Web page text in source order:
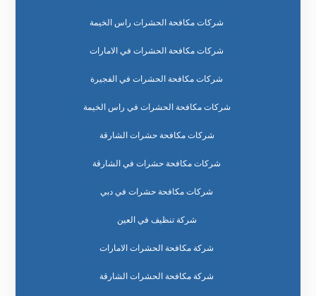
شركات مكافحة الحشرات راس الخيمة
شركات مكافحة الحشرات في الامارات
شركات مكافحة الحشرات في الفجيرة
شركات مكافحة الحشرات في راس الخيمة
شركات مكافحة حشرات الشارقة
شركات مكافحة حشرات في الشارقة
شركات مكافحة حشرات في دبي
شركة تنظيف في العين
شركة مكافحة الحشرات الامارات
شركة مكافحة الحشرات الشارقة